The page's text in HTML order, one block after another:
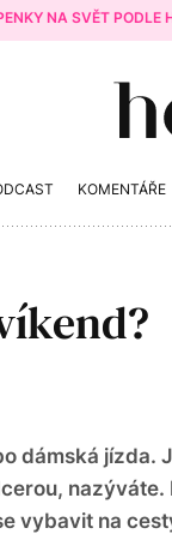
NA SVĚT PODLE
KOMENTÁŘE
dámská jízda.
nazýváte.
vybavit na